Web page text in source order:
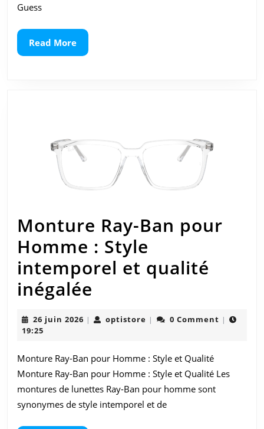
Guess
Read MoreRead
More
Monture Ray-Ban pour
Homme : Style
intemporel et qualité
inégalée
Ray-
Ban
pour
Homme
:
Style
26 juin 2026 26| optistore optistore
| 0 Comment |
19:25
Monture Ray-Ban pour Homme : Style et Qualité
Monture Ray-Ban pour Homme : Style et Qualité Les
montures de lunettes Ray-Ban pour homme sont
synonymes de style intemporel et de